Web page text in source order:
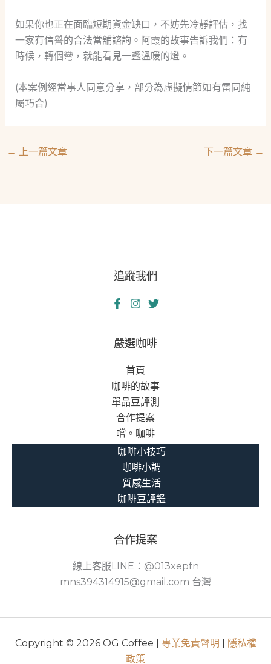
如果你也正在面臨短期資金缺口，不妨先冷靜評估，找
一家有信譽的合法當舖諮詢。阿霞的故事告訴我們：有
時候，轉個彎，就能看見一盞溫暖的燈。
(本案例經當事人同意分享，部分為虛擬情節如有雷同純
屬巧合)
← 上一篇文章 下一篇文章 →
追蹤我們
嚴選咖啡
首頁
咖啡的故事
單品豆評測
合作提案
嚐。咖啡
咖啡小技巧
咖啡小調
質感生活
咖啡豆評鑑
合作提案
線上客服LINE：@013xepfn
mns394314915@gmail.com 台灣
Copyright © 2026 OG Coffee | 專業免責聲明
隱私權
政策